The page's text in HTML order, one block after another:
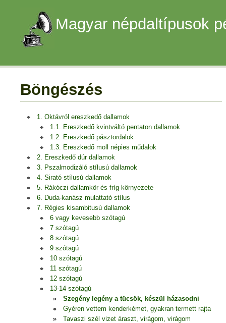
Magyar népdaltípusok
Böngészés
1. Oktávról ereszkedő dallamok
1.1. Ereszkedő kvintváltó pentaton dallamok
1.2. Ereszkedő pásztordalok
1.3. Ereszkedő moll népies műdalok
2. Ereszkedő dúr dallamok
3. Pszalmodizáló stílusú dallamok
4. Sirató stílusú dallamok
5. Rákóczi dallamkör és fríg környezete
6. Duda-kanász mulattató stílus
7. Régies kisambitusú dallamok
6 vagy kevesebb szótagú
7 szótagú
8 szótagú
9 szótagú
10 szótagú
11 szótagú
12 szótagú
13-14 szótagú
Szegény legény a tücsök, készül házasodni
Gyéren vettem kenderkémet, gyakran termett rajta
Tavaszi szél vizet áraszt, virágom, virágom